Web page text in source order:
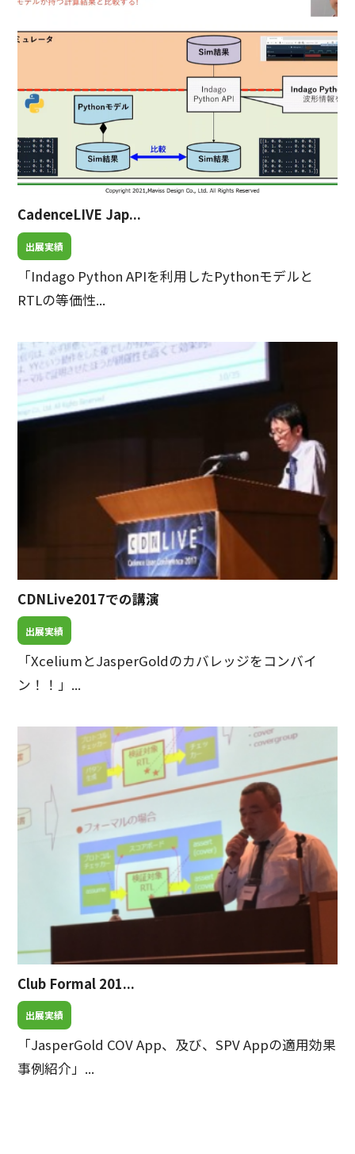
CadenceLIVE Jap...
出展実績
「Indago Python APIを利用したPythonモデルと
RTLの等価性...
CDNLive2017での講演
出展実績
「XceliumとJasperGoldのカバレッジをコンバイ
ン！！」...
Club Formal 201...
出展実績
「JasperGold COV App、及び、SPV Appの適用効果
事例紹介」...